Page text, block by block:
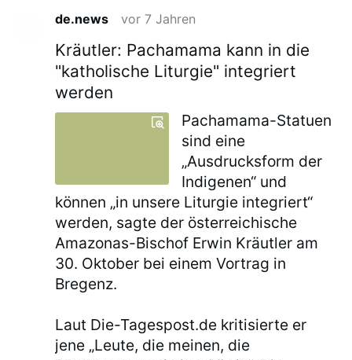
de.news vor 7 Jahren
Kräutler: Pachamama kann in die
"katholische Liturgie" integriert
werden
Pachamama-Statuen
sind eine
„Ausdrucksform der
Indigenen“ und
können „in unsere Liturgie integriert“
werden, sagte der österreichische
Amazonas-Bischof Erwin Kräutler am
30. Oktober bei einem Vortrag in
Bregenz.
Laut Die-Tagespost.de kritisierte er
jene „Leute, die meinen, die